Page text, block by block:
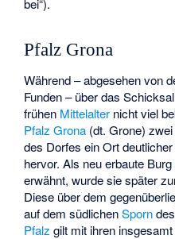
Pfalz Grona
Während – abgesehen von
Funden – über das
frühen Mittelalter nicht viel
Pfalz Grona (dt. Grone)
des Dorfes ein Ort
hervor. Als neu erbaute
erwähnt, wurde sie später
Diese über dem
auf dem südlichenSporn
Pfalz gilt mit ihren